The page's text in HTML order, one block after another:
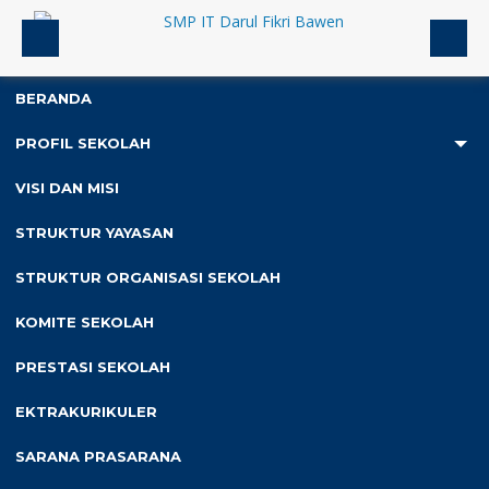
BERANDA
PROFIL SEKOLAH
VISI DAN MISI
STRUKTUR YAYASAN
STRUKTUR ORGANISASI SEKOLAH
KOMITE SEKOLAH
PRESTASI SEKOLAH
EKTRAKURIKULER
SARANA PRASARANA
Arsip bulan Oktober 2024
Pendidikan